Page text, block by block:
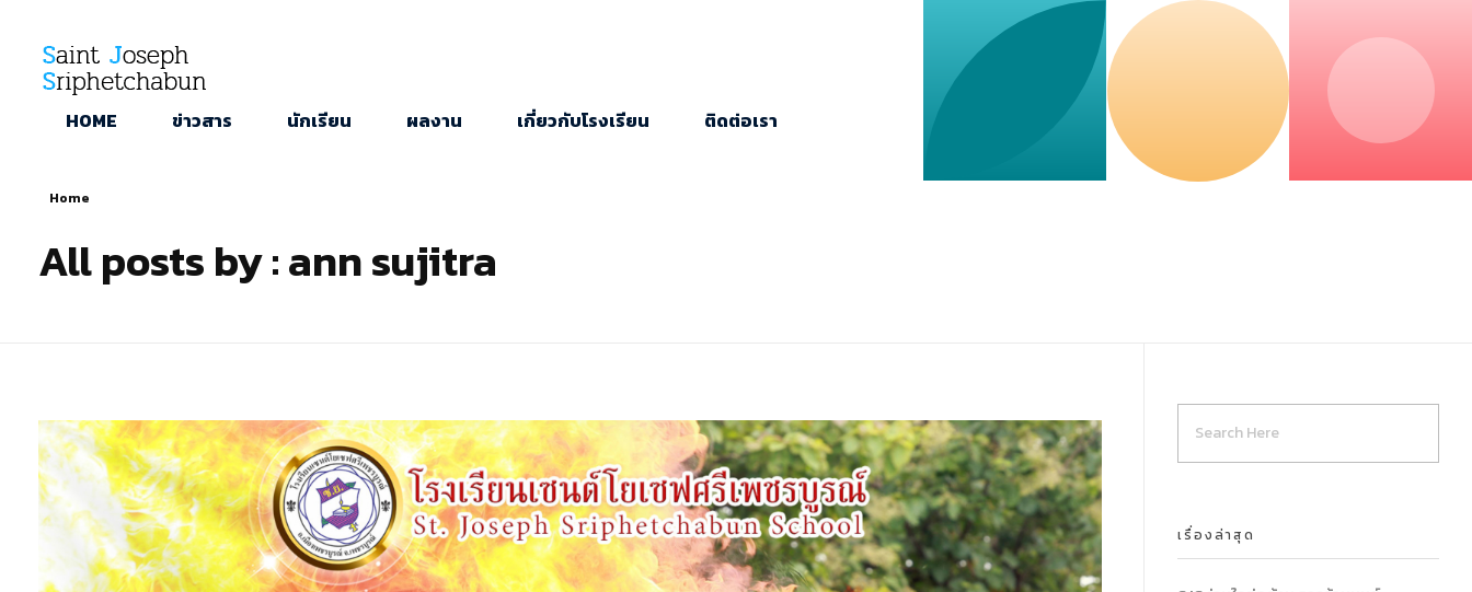
SJS
HOME ข่าวสาร นักเรียน ผลงาน เกี่ยวกับโรงเรียน ติดต่อเรา
Home
All posts by : ann sujitra
เรื่องล่าสุด